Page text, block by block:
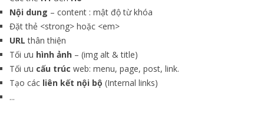
Nội dung – content : mật độ từ khóa
Đặt thẻ <strong> hoặc <em>
URL thân thiện
Tối ưu hình ảnh – (img alt & title)
Tối ưu cấu trúc web: menu, page, post, link.
Tạo các liên kết nội bộ (Internal links)
...